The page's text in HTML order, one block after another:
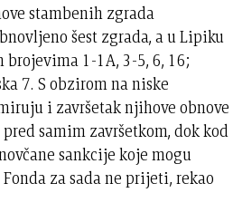
stambenih zgrada
šest zgrada, a u Lipiku
brojevima 1-1A, 3-5, 6, 16;
7. S obzirom na niske
i završetak njihove obnove
samim završetkom, dok kod
sankcije koje mogu
za sada ne prijeti, rekao